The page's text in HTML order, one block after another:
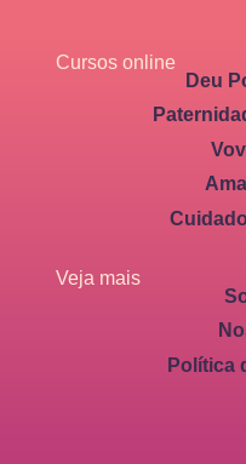
Cursos online
Deu
Veja mais
Política